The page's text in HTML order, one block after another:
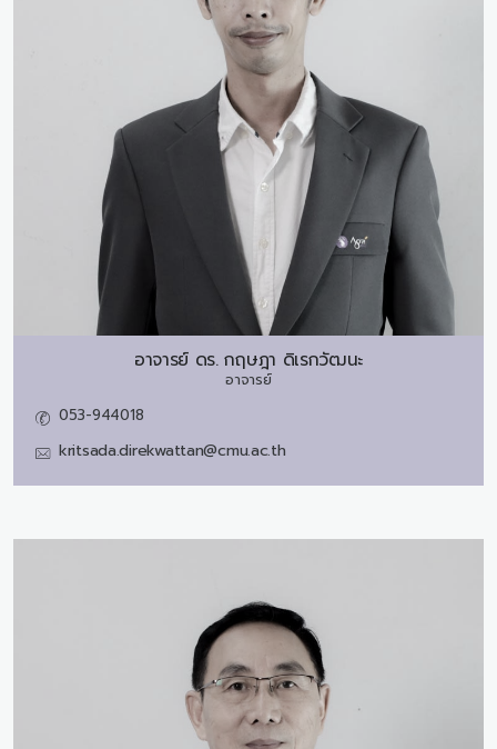
อาจารย์ ดร. กฤษฎา ดิเรกวัฒนะ
อาจารย์
053-944018
kritsada.direkwattan@cmu.ac.th